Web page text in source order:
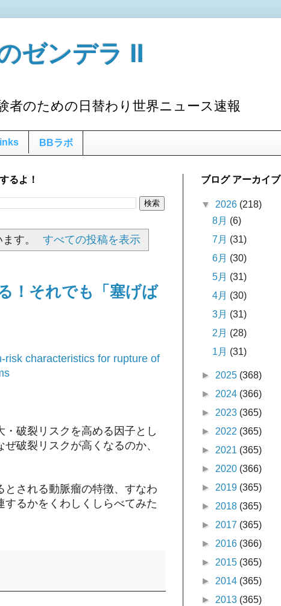
ゼンデラ Ⅱ
者のための日替わり世界ニュース速報
links BBラボ
るよ！
す。 すべての投稿を表示
！それでも「塞げば
characteristics for rupture of
破裂リスクを高める因子とし
破裂リスクが高くなるのか、
される動脈瘤の特徴、すなわ
るかをくわしくしらべてみた
ブログ アーカイブ
▼ 2026 (218)
8月 (6)
7月 (31)
6月 (30)
5月 (31)
4月 (30)
3月 (31)
2月 (28)
1月 (31)
► 2025 (368)
► 2024 (366)
► 2023 (365)
► 2022 (365)
► 2021 (365)
► 2020 (366)
► 2019 (365)
► 2018 (365)
► 2017 (365)
► 2016 (366)
► 2015 (365)
► 2014 (365)
► 2013 (365)